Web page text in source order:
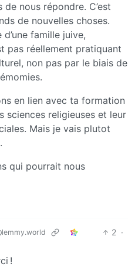
nous répondre. C’est
de nouvelles choses.
famille juive,
pas réellement pratiquant
non pas par le biais de
en lien avec ta formation
sciences religieuses et leur
Mais je vais plutot
qui pourrait nous
2 ·
!